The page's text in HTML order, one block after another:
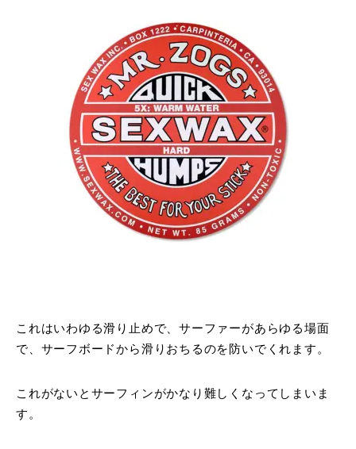
これはいわゆる滑り止めで、サーファーがあらゆる場面
で、サーフボードから滑りおちるのを防いでくれます。
これがないとサーフィンがかなり難しくなってしまいま
す。